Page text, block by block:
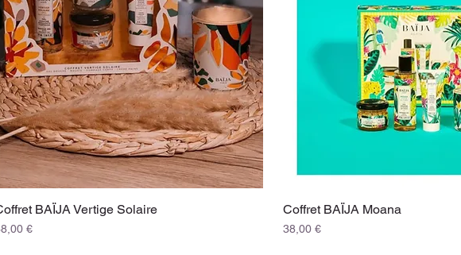
BAÏJA Vertige Solaire
€
Coffret BAÏJA Moana
Prix
38,00 €